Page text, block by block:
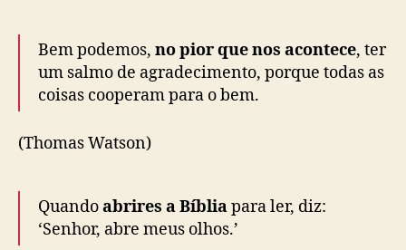
Bem podemos, no pior que nos acontece, ter
um salmo de agradecimento, porque todas as
coisas cooperam para o bem.
(Thomas Watson)
Quandoabrires a Bíbliapara ler, diz:
‘Senhor, abre meus olhos.’